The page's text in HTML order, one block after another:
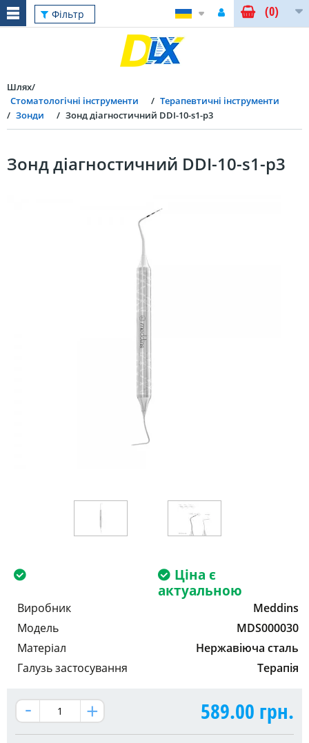
Фільтр (0)
Шлях
Стоматологічні інструменти
Терапевтичні інструменти
Зонди
Зонд діагностичний DDI-10-s1-p3
Зонд діагностичний DDI-10-s1-p3
Ціна є
актуальною
Виробник
Meddins
Модель
MDS000030
Матеріал
Нержавіюча сталь
Галузь застосування
Терапія
589.00 грн.